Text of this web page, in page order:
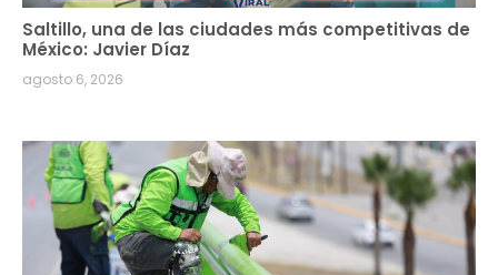
Saltillo, una de las ciudades más competitivas de
México: Javier Díaz
agosto 6, 2026